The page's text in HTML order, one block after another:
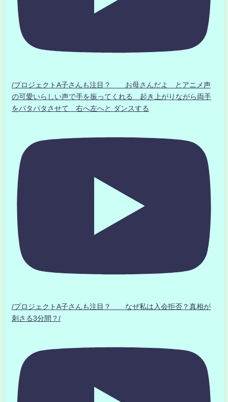
/プロジェクトA子さんも注目？ お母さんだよ とアニメ声
の可愛いらしい声で手を振ってくれる 起き上がりながら両手
をパタパタさせて 右へ左へと ダンスする
/プロジェクトA子さんも注目？ なぜ私は入会拒否？真相が
刺さる3分間？/